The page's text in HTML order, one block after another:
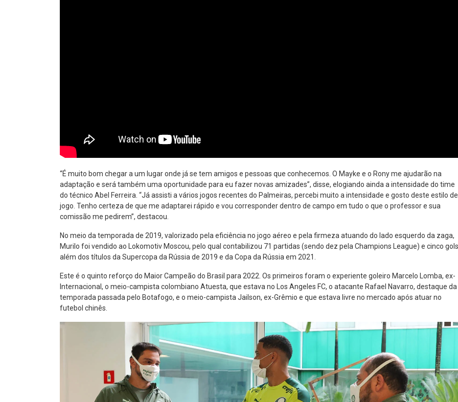
“É muito bom chegar a um lugar onde já se tem amigos e pessoas que conhecemos. O Mayke e o Rony me ajudarão na
adaptação e será também uma oportunidade para eu fazer novas amizades”, disse, elogiando ainda a intensidade do time
do técnico Abel Ferreira. “Já assisti a vários jogos recentes do Palmeiras, percebi muito a intensidade e gosto deste estilo de
jogo. Tenho certeza de que me adaptarei rápido e vou corresponder dentro de campo em tudo o que o professor e sua
comissão me pedirem”, destacou.
No meio da temporada de 2019, valorizado pela eficiência no jogo aéreo e pela firmeza atuando do lado esquerdo da zaga,
Murilo foi vendido ao Lokomotiv Moscou, pelo qual contabilizou 71 partidas (sendo dez pela Champions League) e cinco
além dos títulos da Supercopa da Rússia de 2019 e da Copa da Rússia em 2021.
Este é o quinto reforço do Maior Campeão do Brasil para 2022. Os primeiros foram o experiente goleiro Marcelo Lomba, ex-
Internacional, o meio-campista colombiano Atuesta, que estava no Los Angeles FC, o atacante Rafael Navarro, destaque da
temporada passada pelo Botafogo, e o meio-campista Jailson, ex-Grêmio e que estava livre no mercado após atuar no
futebol chinês.